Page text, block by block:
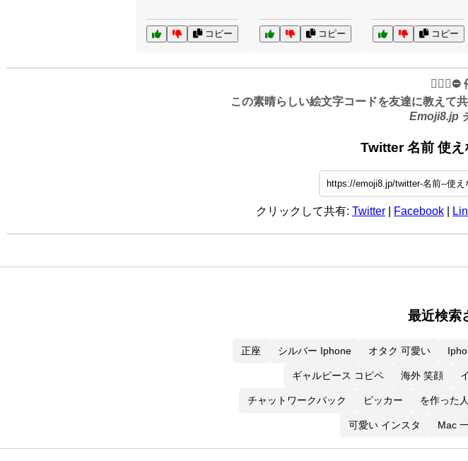
コピー コピー コピー
✋🏻🛑⛔️
この素晴らしい絵文字コードを友達に教えて
Emoji8.jp
Twitter 名前 使え
クリックして共有: Twitter Facebook
最近検索
正座 シルバー Iphone オタク 可愛い
ギャルピース コピペ 海外 笑顔
チャットワークパック ピッカー を作った人
可愛い インスタ Mac